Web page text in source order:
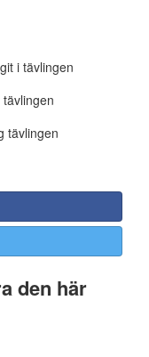
i tävlingen
tävlingen
den här